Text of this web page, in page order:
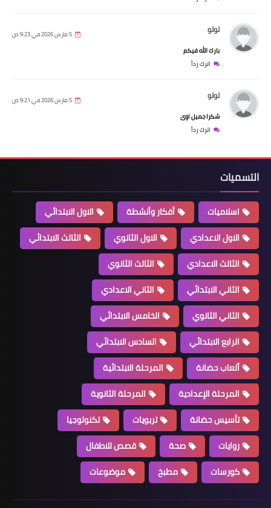
لولو 5 مارس 2026 في 9:23 ص
بارك الله فيكم
اترك رداً
لولو 5 مارس 2026 في 9:21 ص
شكرا جميل اوى
اترك رداً
التسميات
اسلاميات أفكار وأنشطة
الاول الابتدائي
الاول الاعدادي
الاول الثانوي
الثالث الابتدائي
الثالث الاعدادي
الثالث الثانوي
الثاني الابتدائي
الثاني الاعدادي
الثاني الثانوي
الخامس الابتدائي
الرابع الابتدائي
السادس الابتدائي
ألعاب حضانة
المرحلة الابتدائية
المرحلة الإعدادية
المرحلة الثانوية
تأسيس حضانة
تربويات
تكنولوجيا
روايات
صحة
قصص للاطفال
كورسات
مطبخ موضوعات